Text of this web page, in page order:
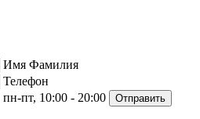
Имя Фамилия
Телефон
пн-пт, 10:00 - 20:00 Отправить